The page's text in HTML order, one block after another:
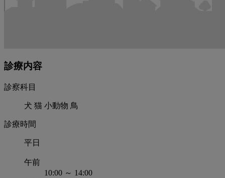
診療内容
診察科目
犬 猫 小動物 鳥
診療時間
平日
午前
10:00 ～ 14:00